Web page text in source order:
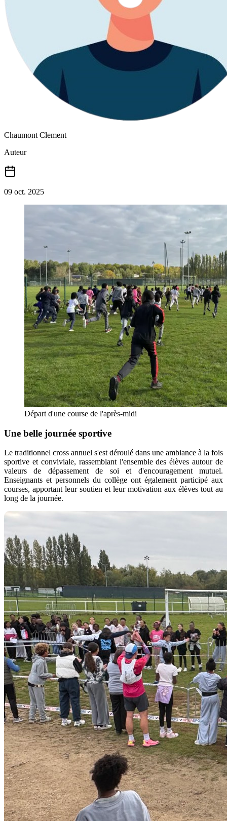
Chaumont Clement
Auteur
09 oct. 2025
Départ d'une course de l'après-midi
Une belle journée sportive
Le traditionnel cross annuel s'est déroulé dans une ambiance à la fois
sportive et conviviale, rassemblant l'ensemble des élèves autour de
valeurs de dépassement de soi et d'encouragement mutuel.
Enseignants et personnels du collège ont également participé aux
courses, apportant leur soutien et leur motivation aux élèves tout au
long de la journée.